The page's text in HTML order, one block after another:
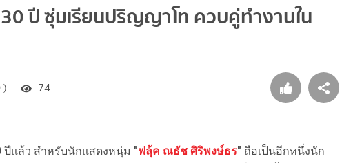
ปี ซุ่มเรียนปริญญาโท ควบคู่ทำงานใน
74
ปีแล้ว สำหรับนักแสดงหนุ่ม "ฟลุ้ค ณธัช ศิริพงษ์ธร" ถือเป็นอีกหนึ่งนัก